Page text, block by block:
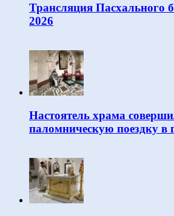
Трансляция Пасхального
2026
Настоятель храма
паломническую поездку в